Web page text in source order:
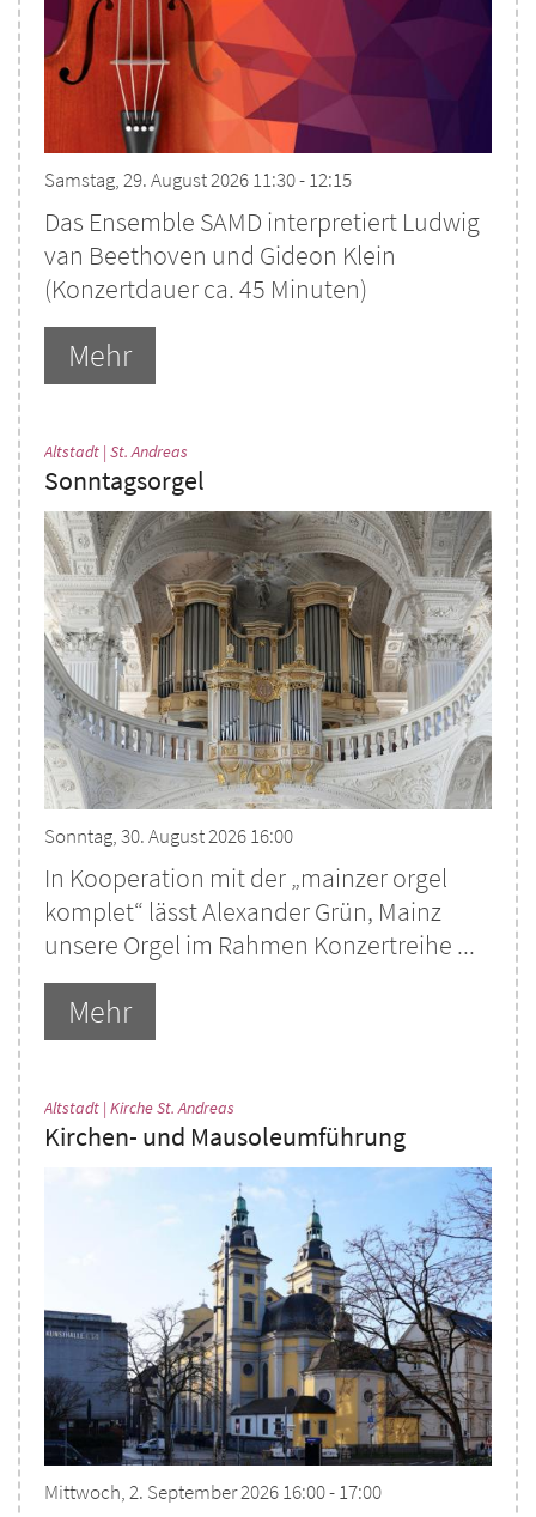
Samstag, 29. August 2026 11:30 - 12:15
Das Ensemble SAMD interpretiert Ludwig
van Beethoven und Gideon Klein
(Konzertdauer ca. 45 Minuten)
Mehr
Altstadt | St. Andreas
Sonntagsorgel
Sonntag, 30. August 2026 16:00
In Kooperation mit der „mainzer orgel
komplet“ lässt Alexander Grün, Mainz
unsere Orgel im Rahmen Konzertreihe ...
Mehr
Altstadt | Kirche St. Andreas
Kirchen- und Mausoleumführung
Mittwoch, 2. September 2026 16:00 - 17:00